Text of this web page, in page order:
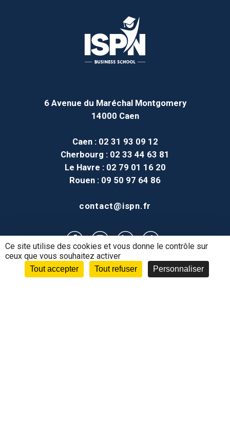
Postuler Mon Espace Espace Alternance Contact
6 Avenue du Maréchal Montgomery
14000 Caen
Caen: 02 31 93 09 12
Cherbourg : 02 33 44 63 81
Le Havre : 02 79 01 16 20
Rouen : 09 50 97 64 86
contact@ispn.fr
Ce site utilise des cookies et vous donne le contrôle sur
ceux que vous souhaitez activer
Tout accepter Tout refuser Personnaliser